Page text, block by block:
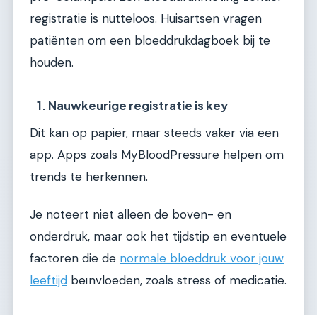
registratie is nutteloos. Huisartsen vragen
patiënten om een bloeddrukdagboek bij te
houden.
1. Nauwkeurige registratie is key
Dit kan op papier, maar steeds vaker via een
app. Apps zoals MyBloodPressure helpen om
trends te herkennen.
Je noteert niet alleen de boven- en
onderdruk, maar ook het tijdstip en eventuele
factoren die de normale bloeddruk voor jouw
leeftijd beïnvloeden, zoals stress of medicatie.